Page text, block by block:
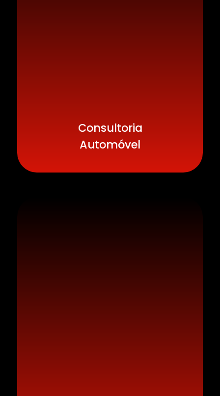
Consultoria
Automóvel